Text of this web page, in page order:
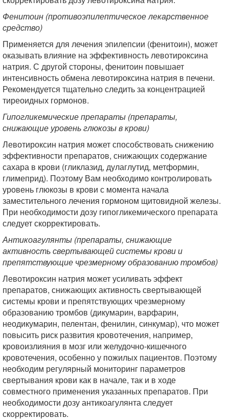
Фенитоин (противоэпилептическое лекарственное
средство)
Применяется для лечения эпилепсии (фенитоин), может
оказывать влияние на эффективность левотироксина
натрия. С другой стороны, фенитоин повышает
интенсивность обмена левотироксина натрия в печени.
Рекомендуется тщательно следить за концентрацией
тиреоидных гормонов.
Гипогликемические препараты (препараты,
снижающие уровень глюкозы в крови)
Левотироксин натрия может способствовать снижению
эффективности препаратов, снижающих содержание
сахара в крови (гликлазид, дулаглутид, метформин,
глимеприд). Поэтому Вам необходимо контролировать
уровень глюкозы в крови с момента начала
заместительного лечения гормоном щитовидной железы.
При необходимости дозу гипогликемического препарата
следует скорректировать.
Антикоагулянты (препараты, снижающие
активность свертывающей системы крови и
препятствующие чрезмерному образованию тромбов)
Левотироксин натрия может усиливать эффект
препаратов, снижающих активность свертывающей
системы крови и препятствующих чрезмерному
образованию тромбов (дикумарин, варфарин,
неодикумарин, пелентан, фенилин, синкумар), что может
повысить риск развития кровотечения, например,
кровоизлияния в мозг или желудочно-кишечного
кровотечения, особенно у пожилых пациентов. Поэтому
необходим регулярный мониторинг параметров
свертывания крови как в начале, так и в ходе
совместного применения указанных препаратов. При
необходимости дозу антикоагулянта следует
скорректировать.